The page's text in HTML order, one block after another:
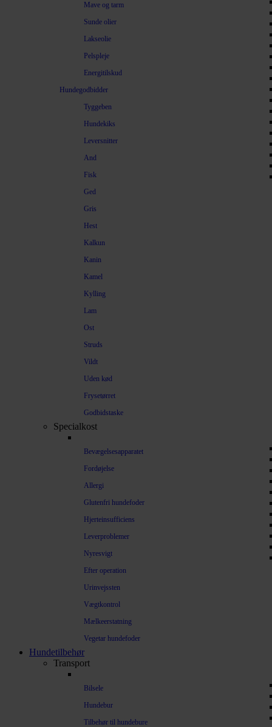
Mave og tarm
Sunde olier
Lakseolie
Pelspleje
Energitilskud
Hundegodbidder
Tyggeben
Hundekiks
Leversnitter
And
Fisk
Ged
Gris
Hest
Kalkun
Kanin
Kamel
Kylling
Lam
Ost
Struds
Vildt
Uden kød
Frysetørret
Godbidstaske
Specialkost
Bevægelsesapparatet
Fordøjelse
Allergi
Glutenfri hundefoder
Hjerteinsufficiens
Leverproblemer
Nyresvigt
Efter operation
Urinvejssten
Vægtkontrol
Mælkeerstatning
Vegetar hundefoder
Hundetilbehør
Transport
Bilsele
Hundebur
Tilbehør til hundebure